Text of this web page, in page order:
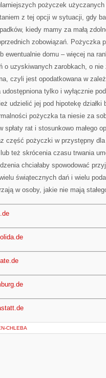
pożyczek
z tej opcji w sytuacji, gdy
kiedy mamy za małą
zobowiązań. Pożyczka
ewentualnie domu – więcej na
o uzyskiwanych zarobkach, o
czyli jest opodatkowana w
udostępniona tylko i wyłącznie
udzielić jej pod hipotekę działki
pożyczka ta niesie za
rat i stosunkowo małego
część pożyczki w przystępny
też skrócenia czasu trwania
chciałaby spowodować
świątecznych dań i wielu
w osoby, jakie nie mają
CHLEBA